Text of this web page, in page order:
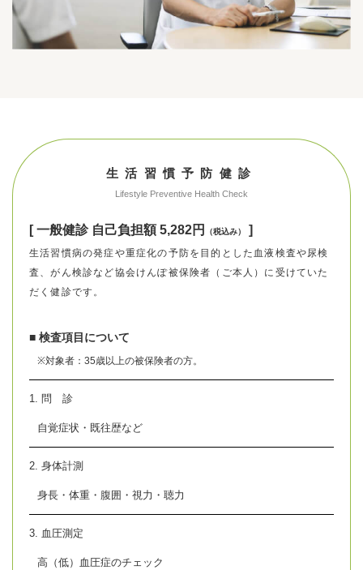
生活習慣予防健診
Lifestyle Preventive Health Check
[ 一般健診 自己負担額 5,282円 （税込み） ]
生活習慣病の発症や重症化の予防を目的とした血液検査や尿検
査、がん検診など協会けんぽ被保険者（ご本人）に受けていた
だく健診です。
■ 検査項目について
※対象者：35歳以上の被保険者の方。
1. 問 診
自覚症状・既往歴など
2. 身体計測
身長・体重・腹囲・視力・聴力
3. 血圧測定
高（低）血圧症のチェック